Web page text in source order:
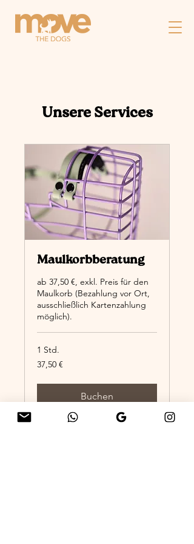
Unsere Services
Maulkorbberatung
ab 37,50 €, exkl. Preis für den
Maulkorb (Bezahlung vor Ort,
ausschließlich Kartenzahlung
möglich).
1 Std.
37,50
Euro
37,50 €
Buchen